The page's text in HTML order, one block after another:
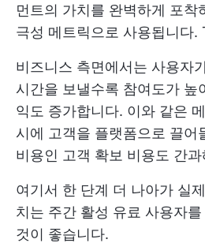
먼트의 가치를 완벽하게 포착
극성 메트릭으로 사용됩니다.
비즈니스 측면에서는 사용자
시간을 보낼수록 참여도가 높
익도 증가합니다. 이와 같은
시에 고객을 플랫폼으로 끌어
비용인 고객 확보 비용도 간
여기서 한 단계 더 나아가 실
치는 주간 활성 유료 사용자
것이 좋습니다.